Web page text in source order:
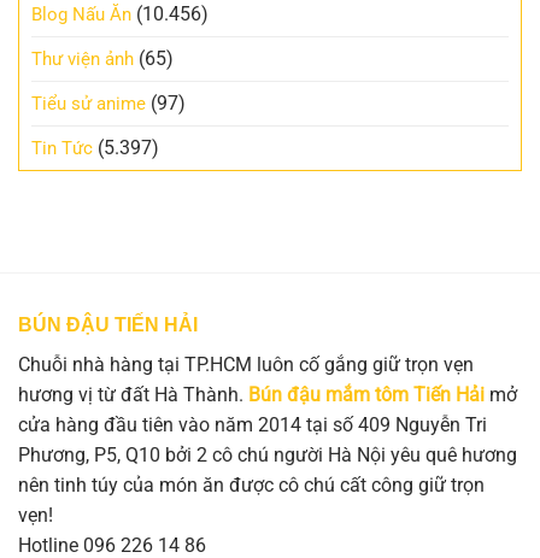
Blog Nấu Ăn (10.456)
Thư viện ảnh (65)
Tiểu sử anime (97)
Tin Tức (5.397)
BÚN ĐẬU TIẾN HẢI
Chuỗi nhà hàng tại TP.HCM luôn cố gắng giữ trọn vẹn
hương vị từ đất Hà Thành. Bún đậu mắm tôm Tiến Hải mở
cửa hàng đầu tiên vào năm 2014 tại số 409 Nguyễn Tri
Phương, P5, Q10 bởi 2 cô chú người Hà Nội yêu quê hương
nên tinh túy của món ăn được cô chú cất công giữ trọn
vẹn!
Hotline 096 226 14 86